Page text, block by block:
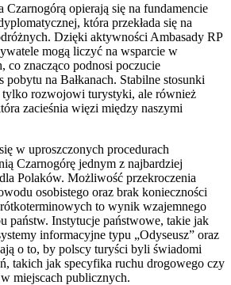
Czarnogórą opierają się na fundamencie
która przekłada się na
Dzięki aktywności Ambasady RP
mogą liczyć na wsparcie w
co znacząco podnosi poczucie
pobytu na Bałkanach. Stabilne stosunki
tylko rozwojowi turystyki, ale również
zacieśnia więzi między naszymi
w uproszczonych procedurach
Czarnogórę jednym z najbardziej
Polaków. Możliwość przekroczenia
osobistego oraz brak konieczności
to wynik wzajemnego
państw. Instytucje państwowe, takie jak
informacyjne typu „Odyseusz” oraz
o to, by polscy turyści byli świadomi
takich jak specyfika ruchu drogowego czy
miejscach publicznych.